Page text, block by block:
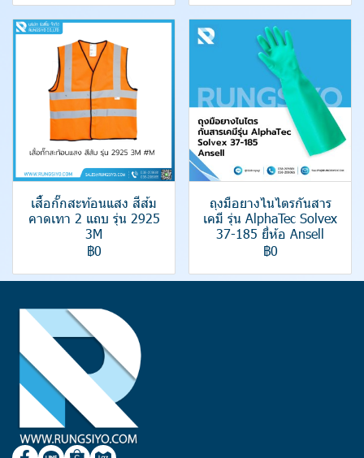
เสื้อกั๊กสะท้อนแสง สีส้ม
คาดเทา 2 แถบ รุ่น 2925
3M
฿0
ถุงมือยางไนไตรกันสาร
เคมี รุ่น AlphaTec Solvex
37-185 ยี่ห้อ Ansell
฿0